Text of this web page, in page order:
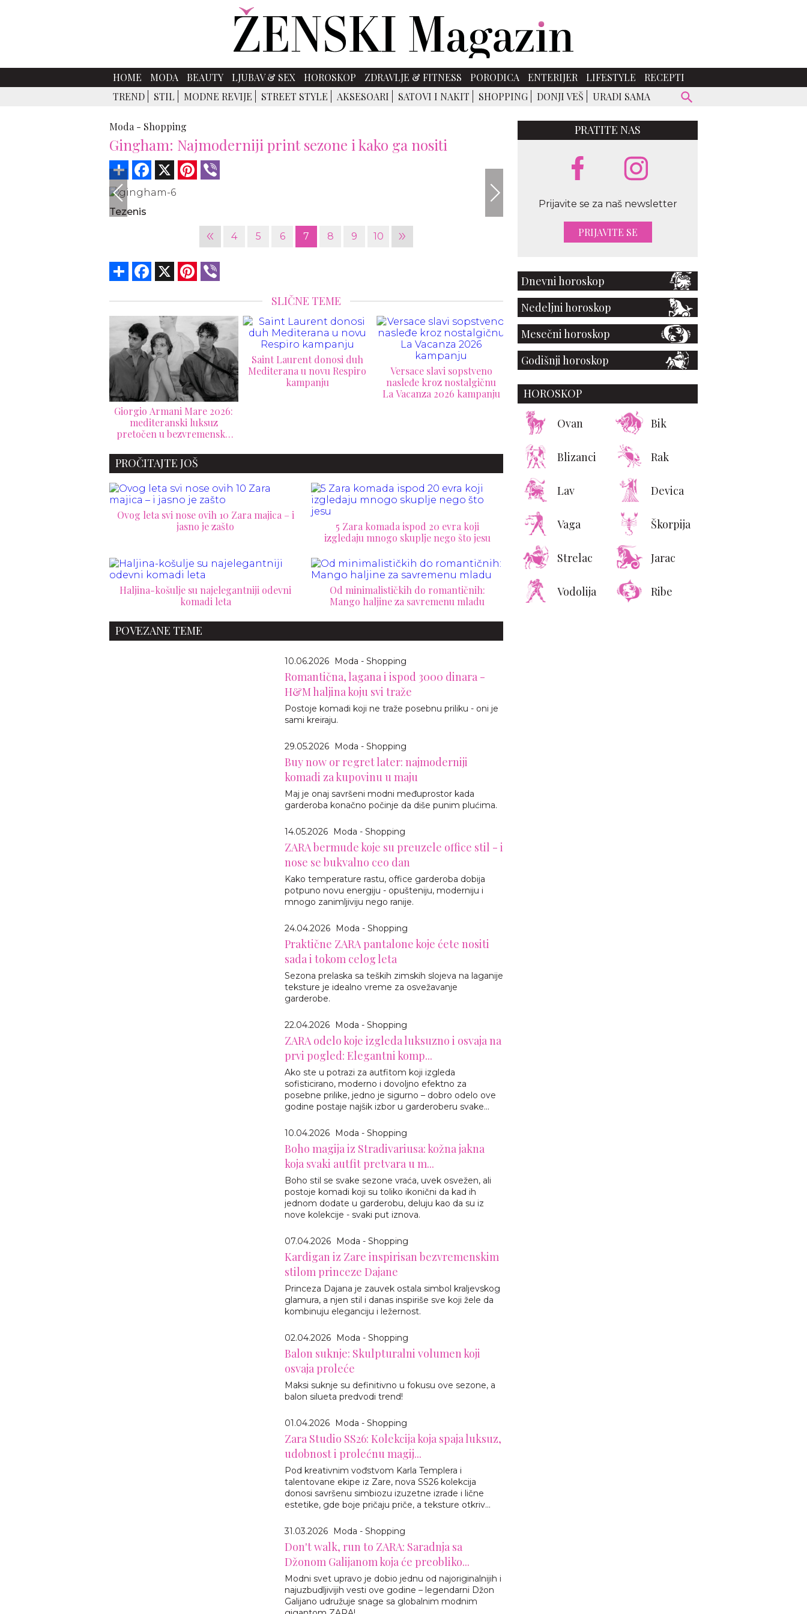
HOME MODA BEAUTY LJUBAV & SEX HOROSKOP ZDRAVLJE & FITNESS PORODICA ENTERIJER LIFESTYLE
RECEPTI
TREND
STIL MODNE REVIJE STREET STYLE AKSESOARI SATOVI I NAKIT SHOPPING DONJI VEŠ URADI SAMA
Moda - Shopping
Gingham: Najmoderniji print sezone i kako ga nositi
Share Facebook Pinterest
Tezenis
« 4 5 6 7 8 9 10 »
Share Facebook Pinterest
SLIČNE TEME
Saint Laurent donosi duh
Mediterana u novu Respiro
kampanju
Versace slavi sopstveno
nasleđe kroz nostalgičnu
Granice ne postoje: nova
D&G kampanja briše
pravila mode
Prvi put u Americi: Victoria
Beckham butik koji izgleda
kao privatna vila
PROČITAJTE JOŠ
Ovog leta svi nose ovih 10 Zara majica – i
jasno je zašto
5 Zara komada ispod 20 evra koji
izgledaju mnogo skuplje nego što jesu
Haljina-košulje su najelegantniji odevni
komadi leta
Od minimalističkih do romantičnih:
Mango haljine za savremenu mladu
POVEZANE TEME
10.06.2026 Moda - Shopping
Romantična, lagana i ispod 3000 dinara -
H&M haljina koju svi traže
Postoje komadi koji ne traže posebnu priliku - oni je
sami kreiraju.
29.05.2026 Moda - Shopping
Buy now or regret later: najmoderniji
komadi za kupovinu u maju
Maj je onaj savršeni modni međuprostor kada
garderoba konačno počinje da diše punim plućima.
14.05.2026 Moda - Shopping
ZARA bermude koje su preuzele office stil - i
nose se bukvalno ceo dan
Kako temperature rastu, office garderoba dobija
potpuno novu energiju - opušteniju, moderniju i
mnogo zanimljiviju nego ranije.
24.04.2026 Moda - Shopping
Praktične ZARA pantalone koje ćete nositi
sada i tokom celog leta
Sezona prelaska sa teških zimskih slojeva na laganije
teksture je idealno vreme za osvežavanje
garderobe.
22.04.2026 Moda - Shopping
ZARA odelo koje izgleda luksuzno i osvaja na
prvi pogled: Elegantni komp...
Ako ste u potrazi za autfitom koji izgleda
sofisticirano, moderno i dovoljno efektno za
posebne prilike, jedno je sigurno – dobro odelo ove
godine postaje najšik izbor u garderoberu svake...
10.04.2026 Moda - Shopping
Boho magija iz Stradivariusa: kožna jakna
koja svaki autfit pretvara u m...
Boho stil se svake sezone vraća, uvek osvežen, ali
postoje komadi koji su toliko ikonični da kad ih
jednom dodate u garderobu, deluju kao da su iz
nove kolekcije - svaki put iznova.
07.04.2026 Moda - Shopping
Kardigan iz Zare inspirisan bezvremenskim
stilom princeze Dajane
Princeza Dajana je zauvek ostala simbol kraljevskog
glamura, a njen stil i danas inspiriše sve koji žele da
kombinuju eleganciju i ležernost.
02.04.2026 Moda - Shopping
Balon suknje: Skulpturalni volumen koji
osvaja proleće
Maksi suknje su definitivno u fokusu ove sezone, a
balon silueta predvodi trend!
01.04.2026 Moda - Shopping
Zara Studio SS26: Kolekcija koja spaja luksuz,
udobnost i prolećnu magij...
Pod kreativnim vođstvom Karla Templera i
talentovane ekipe iz Zare, nova SS26 kolekcija
donosi savršenu simbiozu izuzetne izrade i lične
estetike, gde boje pričaju priče, a teksture otkriv...
31.03.2026 Moda - Shopping
Don't walk, run to ZARA: Saradnja sa
Džonom Galijanom koja će preobliko...
Modni svet upravo je dobio jednu od najoriginalnijih i
najuzbudljivijih vesti ove godine – legendarni Džon
Galijano udružuje snage sa globalnim modnim
PRATITE NAS
Prijavite se za naš newsletter
PRIJAVITE SE
Dnevni horoskop
Nedeljni horoskop
Mesečni horoskop
Godišnji horoskop
HOROSKOP
Ovan Bik
Blizanci Rak
Lav Devica
Vaga Škorpija
Strelac Jarac
Vodolija Ribe